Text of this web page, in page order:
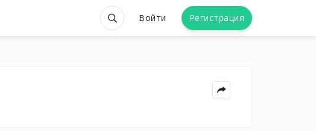
Войти Регистрация